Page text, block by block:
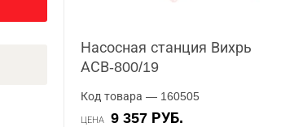
Насосная станция Вихрь
АСВ-800/19
Код товара — 160505
ЦЕНА
9 357 РУБ.